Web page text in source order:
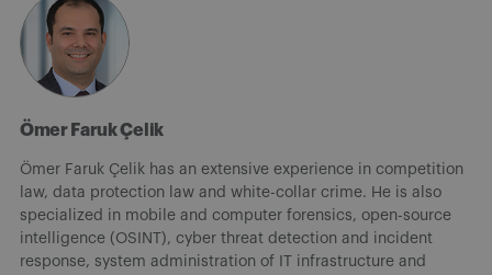
Ömer Faruk Çelik
Ömer Faruk Çelik has an extensive experience in competition
law, data protection law and white-collar crime. He is also
specialized in mobile and computer forensics, open-source
intelligence (OSINT), cyber threat detection and incident
response, system administration of IT infrastructure and